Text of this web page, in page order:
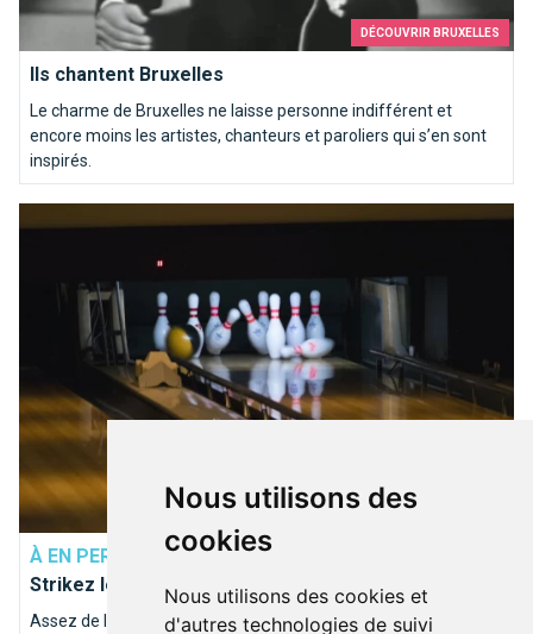
Nous utilisons des
cookies
Nous utilisons des cookies et
d'autres technologies de suivi
DÉCOUVRIR BRUXELLES
Ils chantent Bruxelles
Le charme de Bruxelles ne laisse personne indifférent et
encore moins les artistes, chanteurs et paroliers qui s’en sont
inspirés.
À EN PERDRE LA BOULEUne partie de bowling ?
Strikez les pistes bruxelloises !
Assez de la traditionnelle soirée ciné entre amis ? En quête de
Une partie de bowling ? Strikez les pistes bruxelloises !